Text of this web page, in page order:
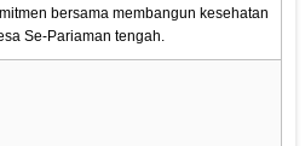
bersama membangun kesehatan
Se-Pariaman tengah.